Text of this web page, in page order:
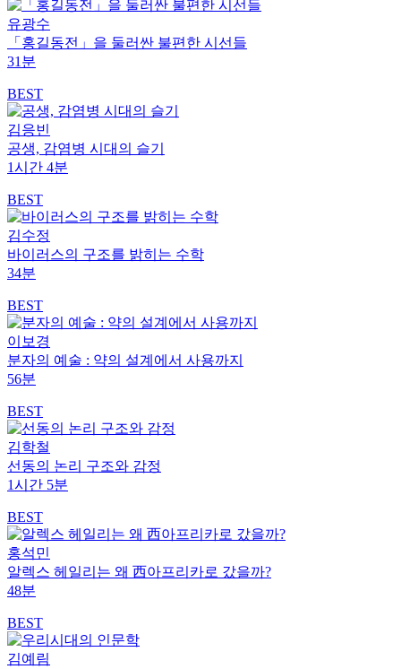
유광수
「홍길동전」을 둘러싼 불편한 시선들
31분
BEST
김응빈
공생, 감염병 시대의 슬기
1시간 4분
BEST
김수정
바이러스의 구조를 밝히는 수학
34분
BEST
이보경
분자의 예술 : 약의 설계에서 사용까지
56분
BEST
김학철
선동의 논리 구조와 감정
1시간 5분
BEST
홍석민
알렉스 헤일리는 왜 西아프리카로 갔을까?
48분
BEST
김예림